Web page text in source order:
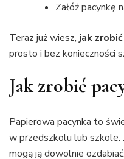
Załóż pacynkę
Teraz już wiesz, jak
prosto i bez konieczności
Jak zrobić
Papierowa pacynka to
w przedszkolu lub szkole.
mogą ją dowolnie ozdabiać.